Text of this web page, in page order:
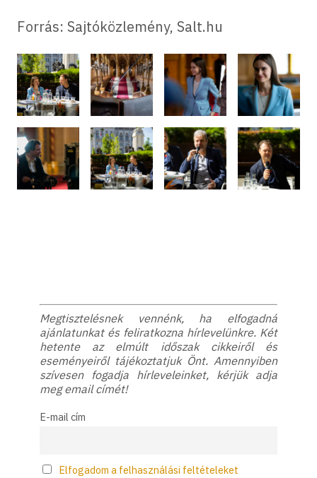
Forrás: Sajtóközlemény, Salt.hu
Megtisztelésnek vennénk, ha elfogadná
ajánlatunkat és feliratkozna hírlevelünkre. Két
hetente az elmúlt időszak cikkeiről és
eseményeiről tájékoztatjuk Önt. Amennyiben
szívesen fogadja hírleveleinket, kérjük adja
meg email címét!
E-mail cím
Elfogadom a felhasználási feltételeket